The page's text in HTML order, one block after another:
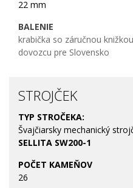
22 mm
BALENIE
krabička so záručnou
dovozcu pre Slovensko
STROJČEK
TYP STROČEKA:
Švajčiarsky mechanický
SELLITA SW200-1
POČET KAMEŇOV
26